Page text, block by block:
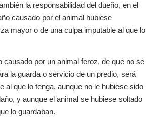
la responsabilidad del dueño, en el
causado por el animal hubiese
mayor o de una culpa imputable al que lo
causado por un animal feroz, de que no se
la guarda o servicio de un predio, será
al que lo tenga, aunque no le hubiese sido
y aunque el animal se hubiese soltado
lo guardaban.